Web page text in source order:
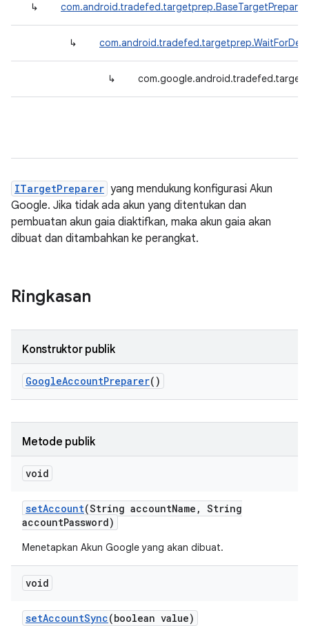
↳ com.android.tradefed.targetprep.BaseTargetPreparer
↳
↳
ITargetPreparer yang mendukung konfigurasi Akun
Google. Jika tidak ada akun yang ditentukan dan
pembuatan akun gaia diaktifkan, maka akun gaia akan
dibuat dan ditambahkan ke perangkat.
Ringkasan
Konstruktor publik
GoogleAccountPreparer()
Metode publik
void
setAccount(String accountName , String
accountPassword)
Menetapkan Akun Google yang akan dibuat.
void
setAccountSync(boolean value)